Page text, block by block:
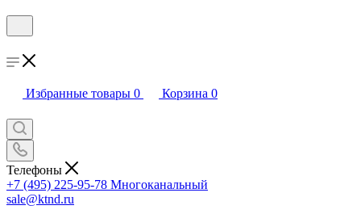
Избранные товары 0 Корзина 0
Телефоны
+7 (495) 225-95-78 Многоканальный
sale@ktnd.ru